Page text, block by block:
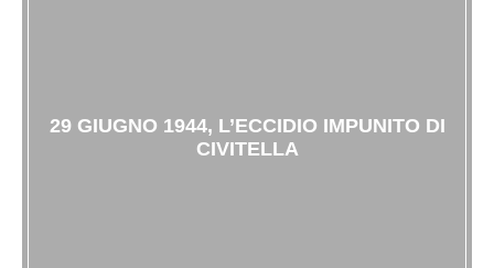
29 GIUGNO 1944, L’ECCIDIO IMPUNITO DI
CIVITELLA